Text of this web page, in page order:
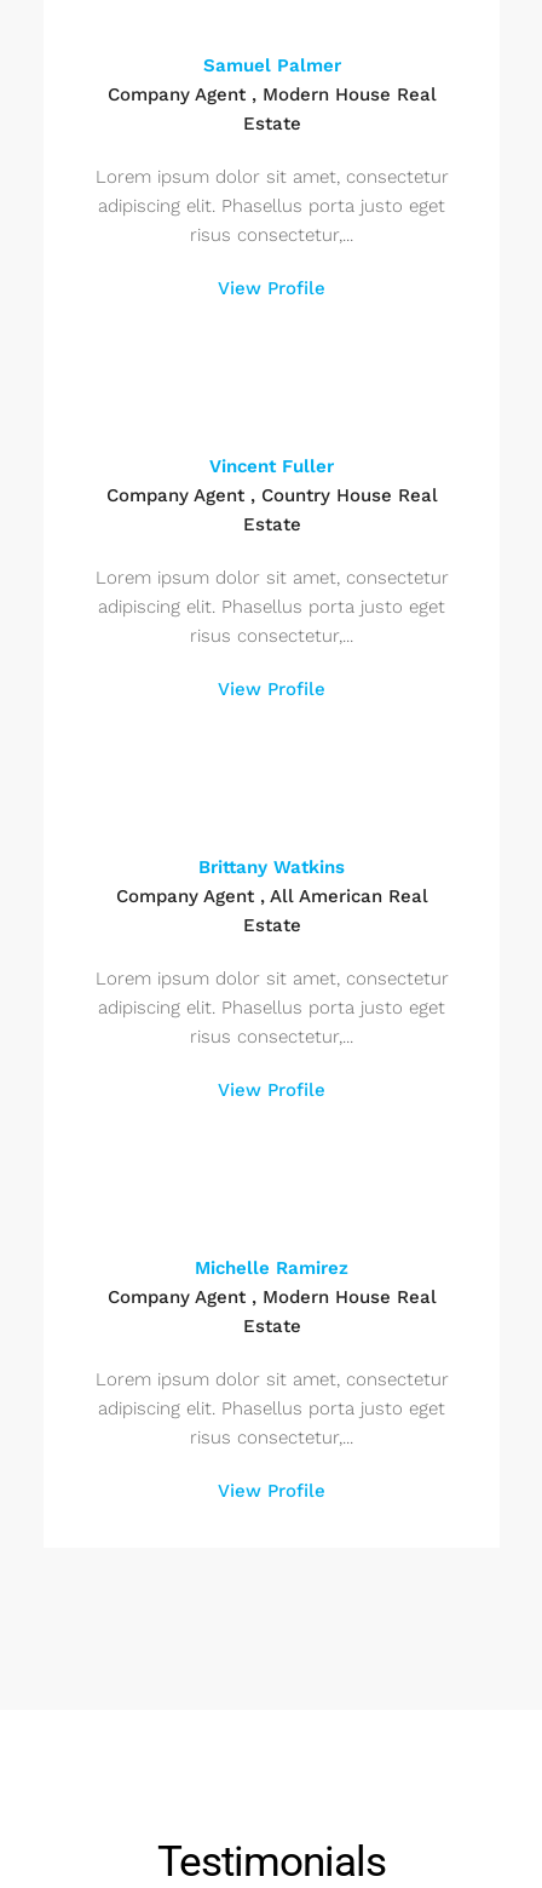
Samuel Palmer
Company Agent , Modern House Real
Estate
Lorem ipsum dolor sit amet, consectetur
adipiscing elit. Phasellus porta justo eget
risus consectetur,...
View Profile
Vincent Fuller
Company Agent , Country House Real
Estate
Lorem ipsum dolor sit amet, consectetur
adipiscing elit. Phasellus porta justo eget
risus consectetur,...
View Profile
Brittany Watkins
Company Agent , All American Real
Estate
Lorem ipsum dolor sit amet, consectetur
adipiscing elit. Phasellus porta justo eget
risus consectetur,...
View Profile
Michelle Ramirez
Company Agent , Modern House Real
Estate
Lorem ipsum dolor sit amet, consectetur
adipiscing elit. Phasellus porta justo eget
risus consectetur,...
View Profile
Testimonials